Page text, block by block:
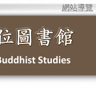
網站導覽